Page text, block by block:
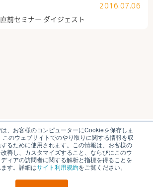
、お客様のコンピューターにCookieを保存しま
のウェブサイトでのやり取りに関する情報を収
るために使用されます。この情報は、お客様の
善し、カスタマイズすること、ならびにこのウ
ィアの訪問者に関する解析と指標を得ることを
す。詳細はサイト利用規約をご覧ください。
前セミナー ダイジェスト
2016.07.06
のはたらく研究部とは 運営会社
保護方針 各種お問い合わせ
Inc. All Rights Reserved.